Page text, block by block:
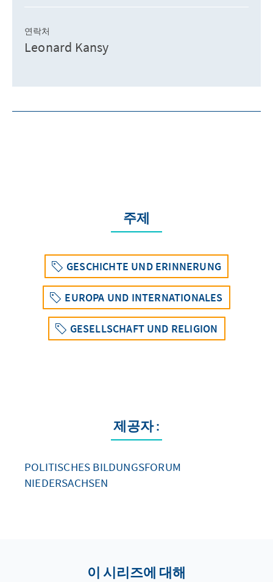
연락처
Leonard Kansy
주제
GESCHICHTE UND ERINNERUNG
EUROPA UND INTERNATIONALES
GESELLSCHAFT UND RELIGION
제공자 :
POLITISCHES BILDUNGSFORUM
NIEDERSACHSEN
이 시리즈에 대해